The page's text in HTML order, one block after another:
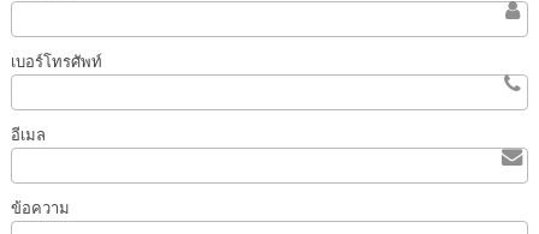
เบอร์โทรศัพท์
อีเมล
ข้อความ